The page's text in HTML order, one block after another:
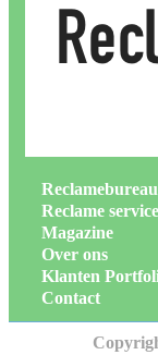
Reclame
Magazine
Over ons
Klanten
Contact